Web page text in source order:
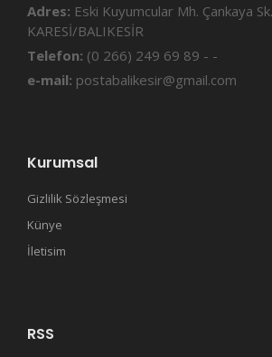
Adres: Eski Kuyumcular Mh. Çankaya
KARESİ/BALIKESİR
Telefon: (0 266) 249 69 89 - -
e-mail: postabalikesir@gmail.com
Kurumsal
Gizlilik Sözleşmesi
Künye
İletisim
RSS